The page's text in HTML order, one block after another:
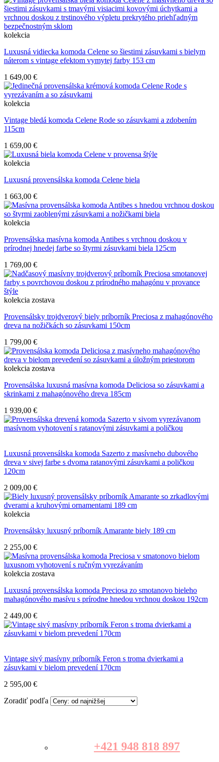
kolekcia
Luxusná vidiecka komoda Celene so šiestimi zásuvkami s bielym
náterom s vintage efektom vymytej farby 153 cm
1 649,00 €
kolekcia
Vintage bledá komoda Celene Rode so zásuvkami a zdobením
115cm
1 659,00 €
kolekcia
Luxusná provensálska komoda Celene biela
1 663,00 €
kolekcia
Provensálska masívna komoda Antibes s vrchnou doskou v
prírodnej hnedej farbe so štyrmi zásuvkami biela 125cm
1 769,00 €
kolekcia zostava
Provensálsky trojdverový biely príborník Preciosa z mahagónového
dreva na nožičkách so zásuvkami 150cm
1 799,00 €
kolekcia zostava
Provensálska luxusná masívna komoda Deliciosa so zásuvkami a
skrinkami z mahagónového dreva 185cm
1 939,00 €
Luxusná provensálska komoda Sazerto z masívneho dubového
dreva v sivej farbe s dvoma ratanovými zásuvkami a poličkou
120cm
2 009,00 €
kolekcia
Provensálsky luxusný príborník Amarante biely 189 cm
2 255,00 €
kolekcia zostava
Luxusná provensálska komoda Preciosa zo smotanovo bieleho
mahagónového masívu s prírodne hnedou vrchnou doskou 192cm
2 449,00 €
Vintage sivý masívny príborník Feron s troma dvierkami a
zásuvkami v bielom prevedení 170cm
2 595,00 €
Zoradiť podľa
+421 948 818 897